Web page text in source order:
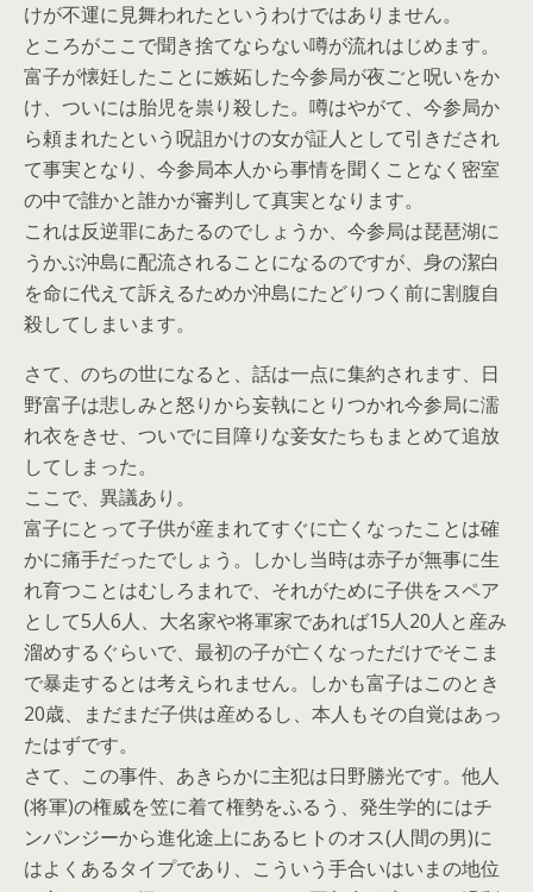
けが不運に見舞われたというわけではありません。
ところがここで聞き捨てならない噂が流れはじめます。
富子が懐妊したことに嫉妬した今参局が夜ごと呪いをか
け、ついには胎児を祟り殺した。噂はやがて、今参局か
ら頼まれたという呪詛かけの女が証人として引きだされ
て事実となり、今参局本人から事情を聞くことなく密室
の中で誰かと誰かが審判して真実となります。
これは反逆罪にあたるのでしょうか、今参局は琵琶湖に
うかぶ沖島に配流されることになるのですが、身の潔白
を命に代えて訴えるためか沖島にたどりつく前に割腹自
殺してしまいます。
さて、のちの世になると、話は一点に集約されます、日
野富子は悲しみと怒りから妄執にとりつかれ今参局に濡
れ衣をきせ、ついでに目障りな妾女たちもまとめて追放
してしまった。
ここで、異議あり。
富子にとって子供が産まれてすぐに亡くなったことは確
かに痛手だったでしょう。しかし当時は赤子が無事に生
れ育つことはむしろまれで、それがために子供をスペア
として5人6人、大名家や将軍家であれば15人20人と産み
溜めするぐらいで、最初の子が亡くなっただけでそこま
で暴走するとは考えられません。しかも富子はこのとき
20歳、まだまだ子供は産めるし、本人もその自覚はあっ
たはずです。
さて、この事件、あきらかに主犯は日野勝光です。他人
(将軍)の権威を笠に着て権勢をふるう、発生学的にはチ
ンパンジーから進化途上にあるヒトのオス(人間の男)に
はよくあるタイプであり、こういう手合いはいまの地位